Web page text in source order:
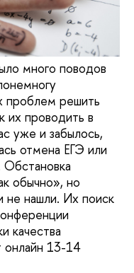
много поводов
проблем решить
их проводить в
уже и забылось,
отмена ЕГЭ или
обычно», но
не нашли. Их поиск
качества
онлайн 13-14